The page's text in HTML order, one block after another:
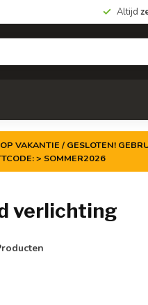
Altijd
VAKANTIE / GESLOTEN!
> SOMMER2026
verlichting